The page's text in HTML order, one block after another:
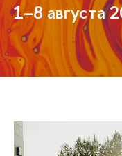
1–8 августа